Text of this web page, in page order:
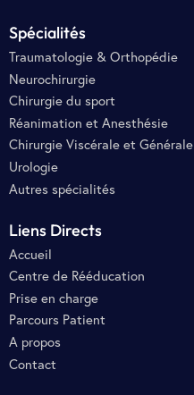
Spécialités
Traumatologie & Orthopédie
Neurochirurgie
Chirurgie du sport
Réanimation et Anesthésie
Chirurgie Viscérale et Générale
Urologie
Autres spécialités
Liens Directs
Accueil
Centre de Rééducation
Prise en charge
Parcours Patient
A propos
Contact